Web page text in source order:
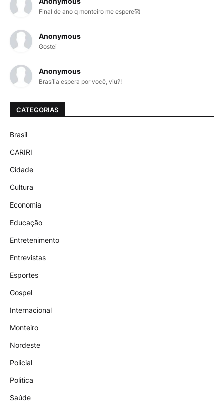
Final de ano q monteiro me espere🥰
Anonymous
Gostei
Anonymous
Brasília espera por você, viu?!
CATEGORIAS
Brasil
CARIRI
Cidade
Cultura
Economia
Educação
Entretenimento
Entrevistas
Esportes
Gospel
Internacional
Monteiro
Nordeste
Policial
Politica
Saúde